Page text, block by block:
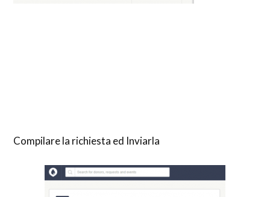
Compilare la richiesta ed Inviarla